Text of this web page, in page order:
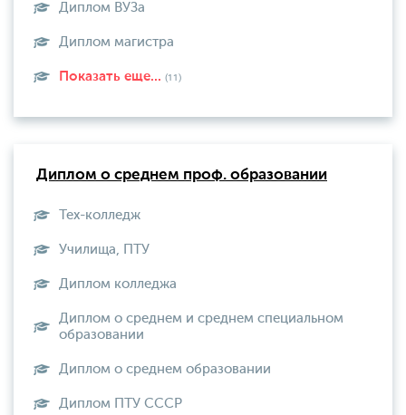
Диплом ВУЗа
Диплом магистра
Показать еще... (11)
Диплом о среднем проф. образовании
Тех-колледж
Училища, ПТУ
Диплом колледжа
Диплом о среднем и среднем специальном
образовании
Диплом о среднем образовании
Диплом ПТУ СССР